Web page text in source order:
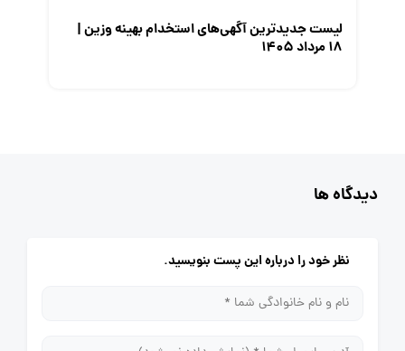
لیست جدیدترین آگهی‌های استخدام بهینه وزین |
۱۸ مرداد ۱۴۰۵
دیدگاه ها
نظر خود را درباره این پست بنویسید.